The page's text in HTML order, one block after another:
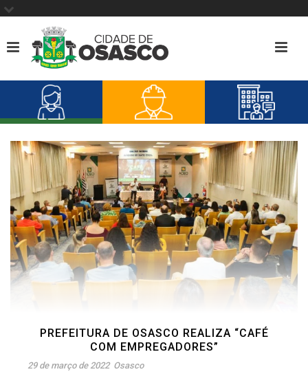
PREFEITURA DE OSASCO REALIZA “CAFÉ
COM EMPREGADORES”
29 de março de 2022 Osasco